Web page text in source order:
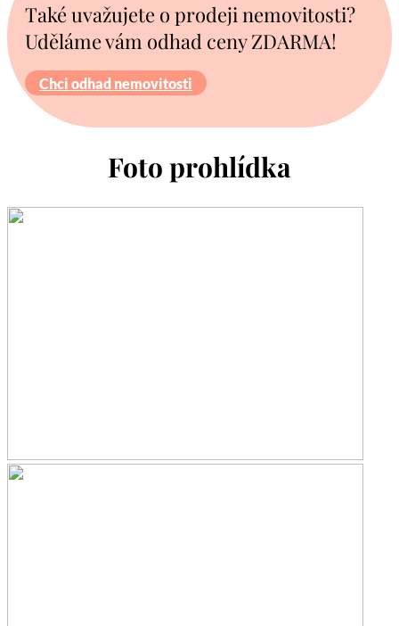
Také uvažujete o prodeji nemovitosti?
Uděláme vám odhad ceny ZDARMA!
Chci odhad nemovitosti
Foto prohlídka